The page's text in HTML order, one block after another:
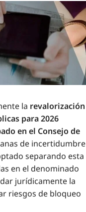
la revalorización
para 2026
en el Consejo de
de incertidumbre
separando esta
en el denominado
jurídicamente la
riesgos de bloqueo